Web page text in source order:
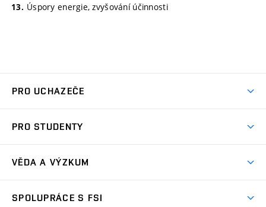
Úspory energie, zvyšování účinnosti
PRO UCHAZEČE
Ambasadoři studia
Zápisy
PRO STUDENTY
Studijní předpisy
VĚDA A VÝZKUM
SPOLUPRÁCE S FSI